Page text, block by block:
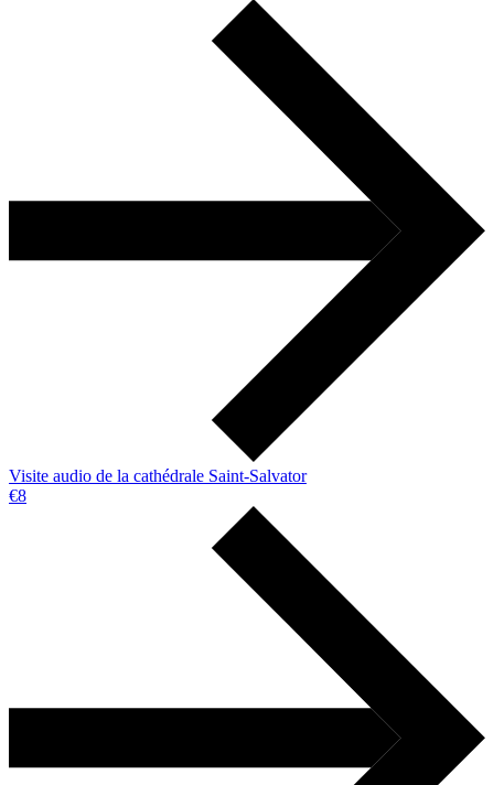
Visite audio de la cathédrale Saint-Salvator
€8